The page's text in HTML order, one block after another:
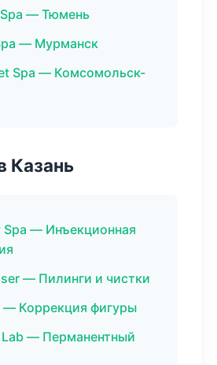
— Тюмень
— Мурманск
Spa — Комсомольск-
Казань
— Инъекционная
— Пилинги и чистки
— Коррекция фигуры
Lab — Перманентный